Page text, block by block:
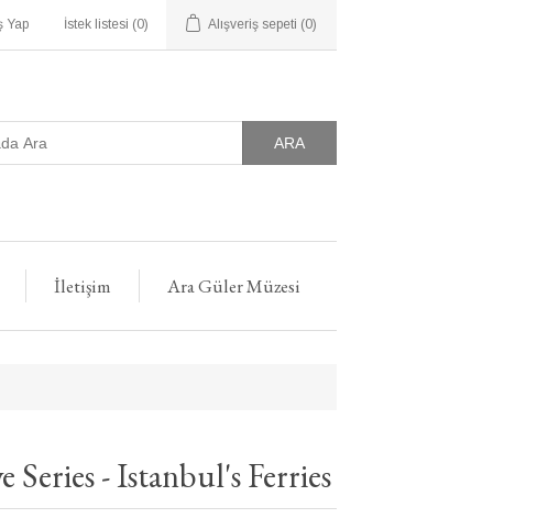
Yap İstek listesi (0) Alışveriş sepeti (0)
ARA
İletişim Ara Güler Müzesi
- Istanbul's Ferries